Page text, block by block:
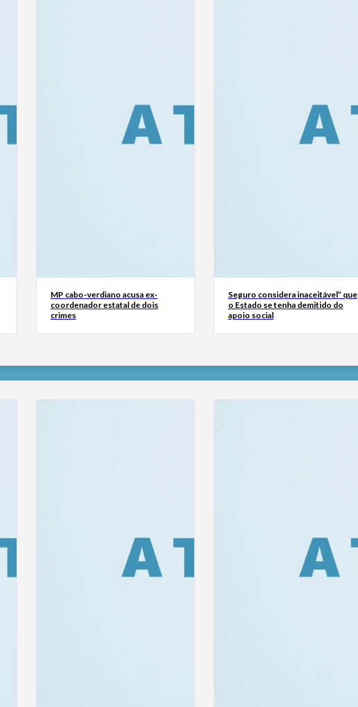
MP cabo-verdiano acusa ex-
coordenador estatal de dois
crimes
Seguro considera inaceitável” que
o Estado se tenha demitido do
apoio social